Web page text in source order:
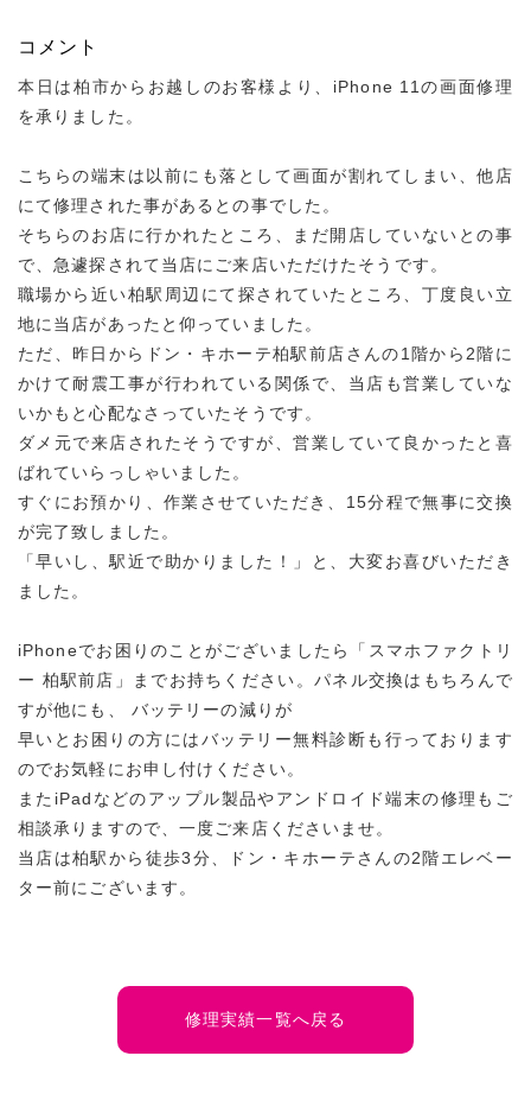
コメント
本日は柏市からお越しのお客様より、iPhone 11の画面修理
を承りました。
こちらの端末は以前にも落として画面が割れてしまい、他店
にて修理された事があるとの事でした。
そちらのお店に行かれたところ、まだ開店していないとの事
で、急遽探されて当店にご来店いただけたそうです。
職場から近い柏駅周辺にて探されていたところ、丁度良い立
地に当店があったと仰っていました。
ただ、昨日からドン・キホーテ柏駅前店さんの1階から2階に
かけて耐震工事が行われている関係で、当店も営業していな
いかもと心配なさっていたそうです。
ダメ元で来店されたそうですが、営業していて良かったと喜
ばれていらっしゃいました。
すぐにお預かり、作業させていただき、15分程で無事に交換
が完了致しました。
「早いし、駅近で助かりました！」と、大変お喜びいただき
ました。
iPhoneでお困りのことがございましたら「スマホファクトリ
ー 柏駅前店」までお持ちください。パネル交換はもちろんで
すが他にも、 バッテリーの減りが
早いとお困りの方にはバッテリー無料診断も行っております
のでお気軽にお申し付けください。
またiPadなどのアップル製品やアンドロイド端末の修理もご
相談承りますので、一度ご来店くださいませ。
当店は柏駅から徒歩3分、ドン・キホーテさんの2階エレベー
ター前にございます。
修理実績一覧へ戻る